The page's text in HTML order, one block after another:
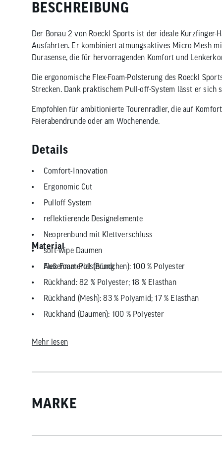
BESCHREIBUNG
Der Bonau 2 von Roeckl Sports ist der ideale
Ausfahrten. Er kombiniert atmungsaktives Micro Mesh
Durasense, die für hervorragenden Komfort und
Die ergonomische Flex-Foam-Polsterung des Roeckl
Strecken. Dank praktischem Pull-off-System lässt er sich
Empfohlen für ambitionierte Tourenradler, die auf
Feierabendrunde oder am Wochenende.
Details
Comfort-Innovation
Ergonomic Cut
Pulloff System
reflektierende Designelemente
Neoprenbund mit Klettverschluss
soft-wipe Daumen
Flex Foam Polsterung
Material
Außenmaterial (Bündchen): 100 % Polyester
Rückhand: 82 % Polyester; 18 % Elasthan
Rückhand (Mesh): 83 % Polyamid; 17 % Elasthan
Rückhand (Daumen): 100 % Polyester
Mehr lesen
MARKE